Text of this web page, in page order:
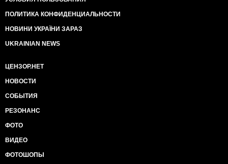
ПОЛИТИКА КОНФИДЕНЦИАЛЬНОСТИ
НОВИНИ УКРАЇНИ ЗАРАЗ
UKRAINIAN NEWS
ЦЕНЗОР.НЕТ
НОВОСТИ
СОБЫТИЯ
РЕЗОНАНС
ФОТО
ВИДЕО
ФОТОШОПЫ